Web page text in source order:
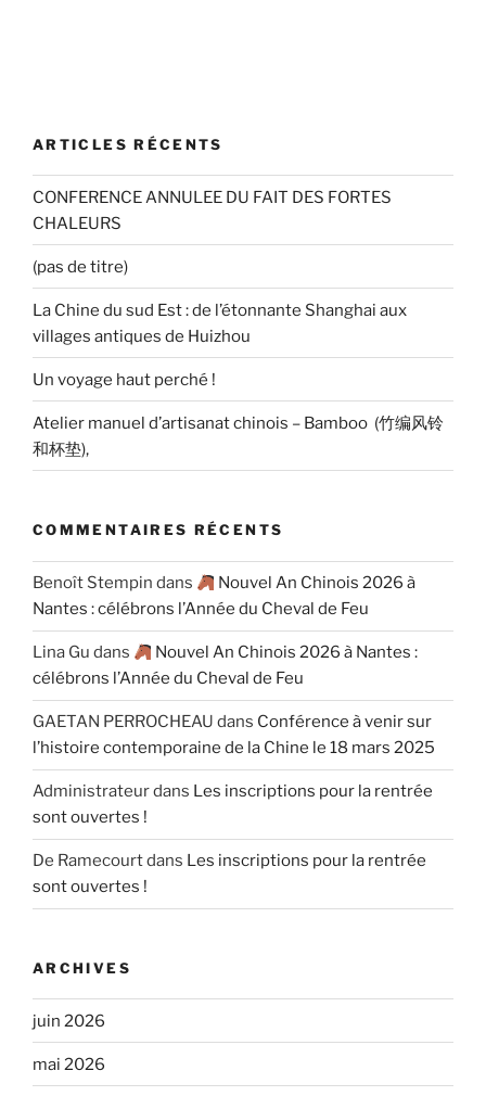
ARTICLES RÉCENTS
CONFERENCE ANNULEE DU FAIT DES FORTES
CHALEURS
(pas de titre)
La Chine du sud Est : de l’étonnante Shanghai aux
villages antiques de Huizhou
Un voyage haut perché !
Atelier manuel d’artisanat chinois – Bamboo (竹编风铃
和杯垫),
COMMENTAIRES RÉCENTS
Benoît Stempin dans
Nouvel An Chinois 2026 à
Nantes : célébrons l’Année du Cheval de Feu
Lina Gu dans
Nouvel An Chinois 2026 à Nantes :
célébrons l’Année du Cheval de Feu
GAETAN PERROCHEAU dans Conférence à venir sur
l’histoire contemporaine de la Chine le 18 mars 2025
Administrateurdans Les inscriptions pour la rentrée
sont ouvertes !
De Ramecourtdans Les inscriptions pour la rentrée
sont ouvertes !
ARCHIVES
juin 2026
mai 2026